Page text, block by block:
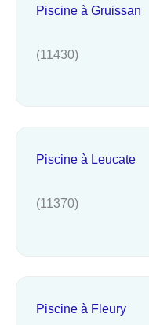
Piscine à Gruissan
(11430)
Piscine à Leucate
(11370)
Piscine à Fleury